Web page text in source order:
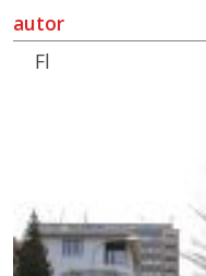
autor
Fl